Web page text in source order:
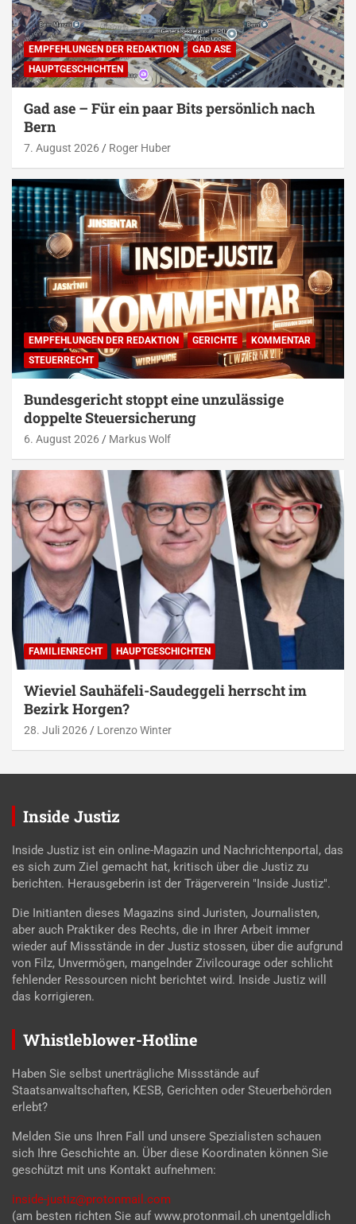
EMPFEHLUNGEN DER REDAKTION
GAD ASE
HAUPTGESCHICHTEN
Gad ase – Für ein paar Bits persönlich nach
Bern
7. August 2026 Roger Huber
EMPFEHLUNGEN DER REDAKTION GERICHTE
KOMMENTAR
STEUERRECHT
Bundesgericht stoppt eine unzulässige
doppelte Steuersicherung
6. August 2026 Markus Wolf
FAMILIENRECHT HAUPTGESCHICHTEN
Wieviel Sauhäfeli-Saudeggeli herrscht im
Bezirk Horgen?
28. Juli 2026 Lorenzo Winter
Inside Justiz
Inside Justiz ist ein online-Magazin und Nachrichtenportal, das
es sich zum Ziel gemacht hat, kritisch über die Justiz zu
berichten. Herausgeberin ist der Trägerverein "Inside Justiz".
Die Initianten dieses Magazins sind Juristen, Journalisten,
aber auch Praktiker des Rechts, die in Ihrer Arbeit immer
wieder auf Missstände in der Justiz stossen, über die aufgrund
von Filz, Unvermögen, mangelnder Zivilcourage oder schlicht
fehlender Ressourcen nicht berichtet wird. Inside Justiz will
das korrigieren.
Whistleblower-Hotline
Haben Sie selbst unerträgliche Missstände auf
Staatsanwaltschaften, KESB, Gerichten oder Steuerbehörden
erlebt?
Melden Sie uns Ihren Fall und unsere Spezialisten schauen
sich Ihre Geschichte an. Über diese Koordinaten können Sie
geschützt mit uns Kontakt aufnehmen:
inside-justiz@protonmail.com
(am besten richten Sie auf www.protonmail.ch unentgeldlich